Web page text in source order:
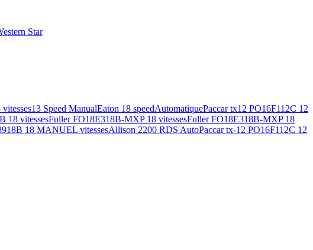
Star
13 Speed ManualEaton 18 speedAutomatiquePaccar tx12 PO16F112C 12
18 vitessesFuller FO18E318B-MXP 18 vitessesFuller FO18E318B-MXP 18
18 MANUEL vitessesAllison 2200 RDS AutoPaccar tx-12 PO16F112C 12